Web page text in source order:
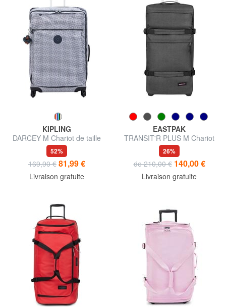
KIPLING
DARCEY M Chariot de taille
moyenne
52%
169,90 € 81,99 €
Livraison gratuite
EASTPAK
TRANSIT'R PLUS M Chariot
moyen
26%
de 210,00 € 140,00 €
Livraison gratuite